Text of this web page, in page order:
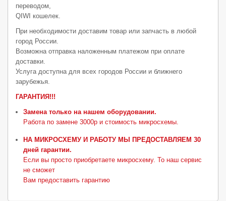
переводом,
QIWI кошелек.
При необходимости доставим товар или запчасть в любой
город России.
Возможна отправка наложенным платежом при оплате
доставки.
Услуга доступна для всех городов России и ближнего
зарубежья.
ГАРАНТИЯ!!!
Замена только на нашем оборудовании.
Работа по замене 3000р и стоимость микросхемы.
НА МИКРОСХЕМУ И РАБОТУ МЫ ПРЕДОСТАВЛЯЕМ 30
дней гарантии.
Если вы просто приобретаете микросхему. То наш сервис
не сможет
Вам предоставить гарантию